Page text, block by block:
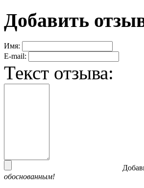
Добавить
Имя:
E-mail:
Текст отзыва:
обоснованным!